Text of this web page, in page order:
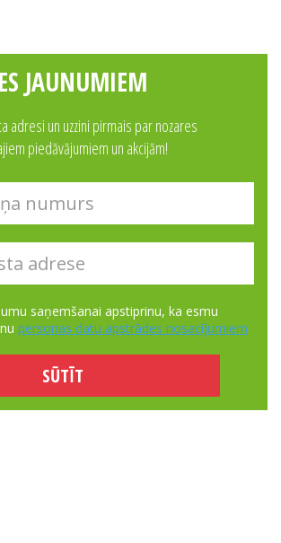
JAUNUMIEM
adresi un uzzini pirmais par nozares
piedāvājumiem un akcijām!
saņemšanai apstiprinu, ka esmu
personas datu apstrādes nosacījumiem